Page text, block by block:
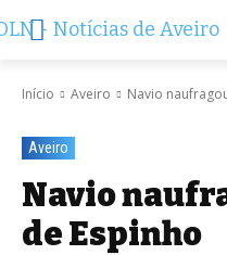
Início Aveiro Navio
Aveiro
Navio
de Espinho